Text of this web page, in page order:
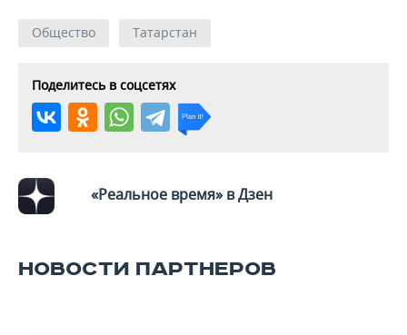
Общество Татарстан
Поделитесь в соцсетях
«Реальное время» в Дзен
НОВОСТИ ПАРТНЕРОВ